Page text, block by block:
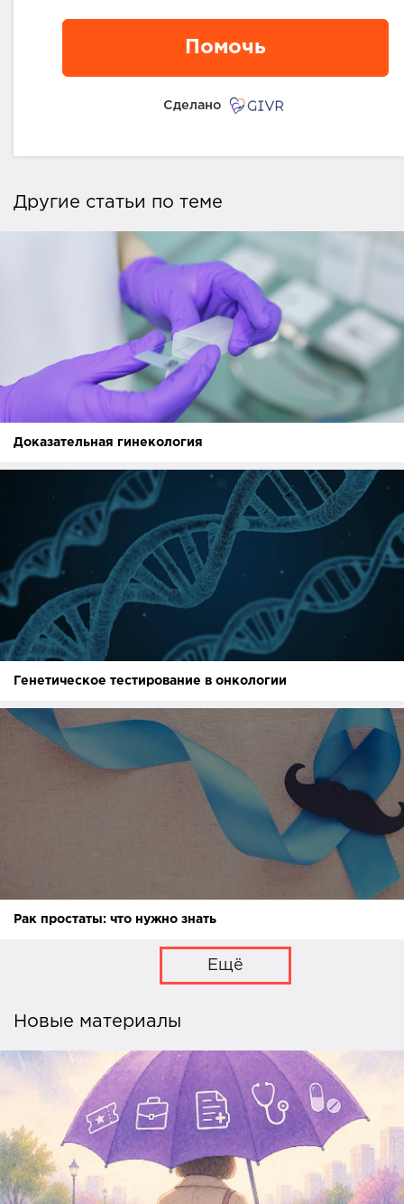
Помочь
Сделано
Другие статьи по теме
Доказательная гинекология
Генетическое тестирование в онкологии
Рак простаты: что нужно знать
Ещё
Новые материалы